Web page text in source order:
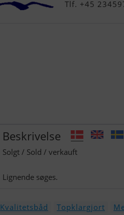
Tlf. +45
Beskrivelse
Solgt / Sold / verkauft
Lignende søges.
Kvalitetsbåd Topklargjort